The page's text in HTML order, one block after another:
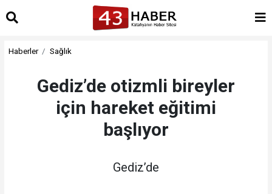
Haberler Sağlık
Gediz’de otizmli bireyler
için hareket eğitimi
başlıyor
Gediz’de